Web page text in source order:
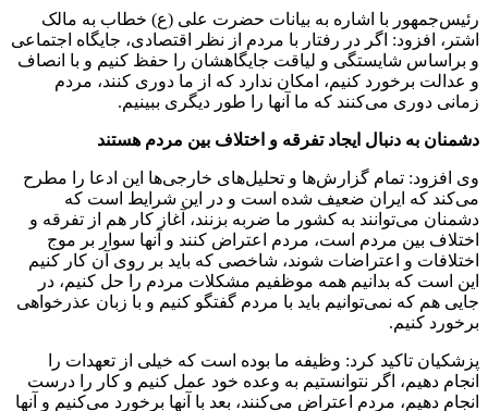
رئیس‌جمهور با اشاره به بیانات حضرت علی (ع) خطاب به مالک
اشتر، افزود: اگر در رفتار با مردم از نظر اقتصادی، جایگاه اجتماعی
و براساس شایستگی و لیاقت جایگاهشان را حفظ کنیم و با انصاف
و عدالت برخورد کنیم، امکان ندارد که از ما دوری کنند، مردم
زمانی دوری می‌کنند که ما آنها را طور دیگری ببینیم.
دشمنان به دنبال ایجاد تفرقه و اختلاف بین مردم هستند
وی افزود: تمام گزارش‌ها و تحلیل‌های خارجی‌ها این ادعا را مطرح
می‌کند که ایران ضعیف شده است و در این شرایط است که
دشمنان می‌توانند به کشور ما ضربه بزنند، آغاز کار هم از تفرقه و
اختلاف بین مردم است، مردم اعتراض کنند و آنها سوار بر موج
اختلافات و اعتراضات شوند، شاخصی که باید بر روی آن کار کنیم
این است که بدانیم همه موظفیم مشکلات مردم را حل کنیم، در
جایی هم که نمی‌توانیم باید با مردم گفتگو کنیم و با زبان عذرخواهی
برخورد کنیم.
پزشکیان تاکید کرد: وظیفه ما بوده است که خیلی از تعهدات را
انجام دهیم، اگر نتوانستیم به وعده خود عمل کنیم و کار را درست
انجام دهیم، مردم اعتراض می‌کنند، بعد با آنها برخورد می‌کنیم و آنها